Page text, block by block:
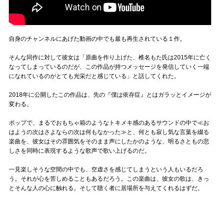
自身のチャンネルにあげた動画の中でも最も再生されている１作。
そんな同作に対して彼女は「原曲を作り上げた、椎名もた氏は2015年に亡く
なってしまっているのだが、この作品が持つメッセージを発信していく一端
になれているのがとても光栄だと感じている」と話してくれた。
2018年に公開したこの作品は、先の『僕は依存症』とはガラッとイメージが
変わる。
ポップで、まるでおもちゃ箱のようなトキメキ感のあるサウンドの中で≪お
はようの次はさよならの次は何もなかった≫と、何とも寂し気な言葉を綴る
楽曲を、彼女はその雰囲気をそのまま声にしたかのような、明るさともの悲
しさを同時に表現するような歌声で歌い上げるのだ。
一見楽しそうな空間の中でも、空虚さを感じてしまうという人もいるだろ
う。それが心を苦しめることもあるだろう。この楽曲は、彼女の歌は、きっ
とそんな人の心に触れる。そして聴く者に居場所を与えてくれるはずだ。